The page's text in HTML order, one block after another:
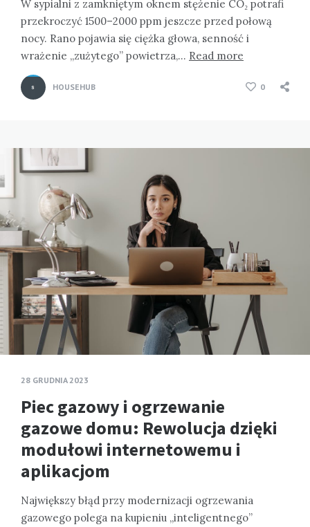
W sypialni z zamkniętym oknem stężenie CO₂ potrafi
przekroczyć 1500–2000 ppm jeszcze przed połową
nocy. Rano pojawia się ciężka głowa, senność i
wrażenie „zużytego” powietrza,… Read more
HOUSEHUB 0
28 GRUDNIA 2023
Piec gazowy i ogrzewanie
gazowe domu: Rewolucja dzięki
modułowi internetowemu i
aplikacjom
Największy błąd przy modernizacji ogrzewania
gazowego polega na kupieniu „inteligentnego”